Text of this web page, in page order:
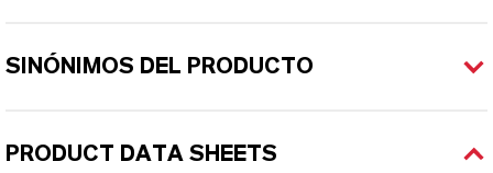
SINÓNIMOS DEL PRODUCTO
PRODUCT DATA SHEETS